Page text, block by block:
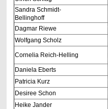
Sandra Schmidt-
Bellinghoff
Dagmar Riewe
Wolfgang Scholz
Cornelia Reich-Helling
Daniela Eberts
Patricia Kurz
Desiree Schon
Heike Jander